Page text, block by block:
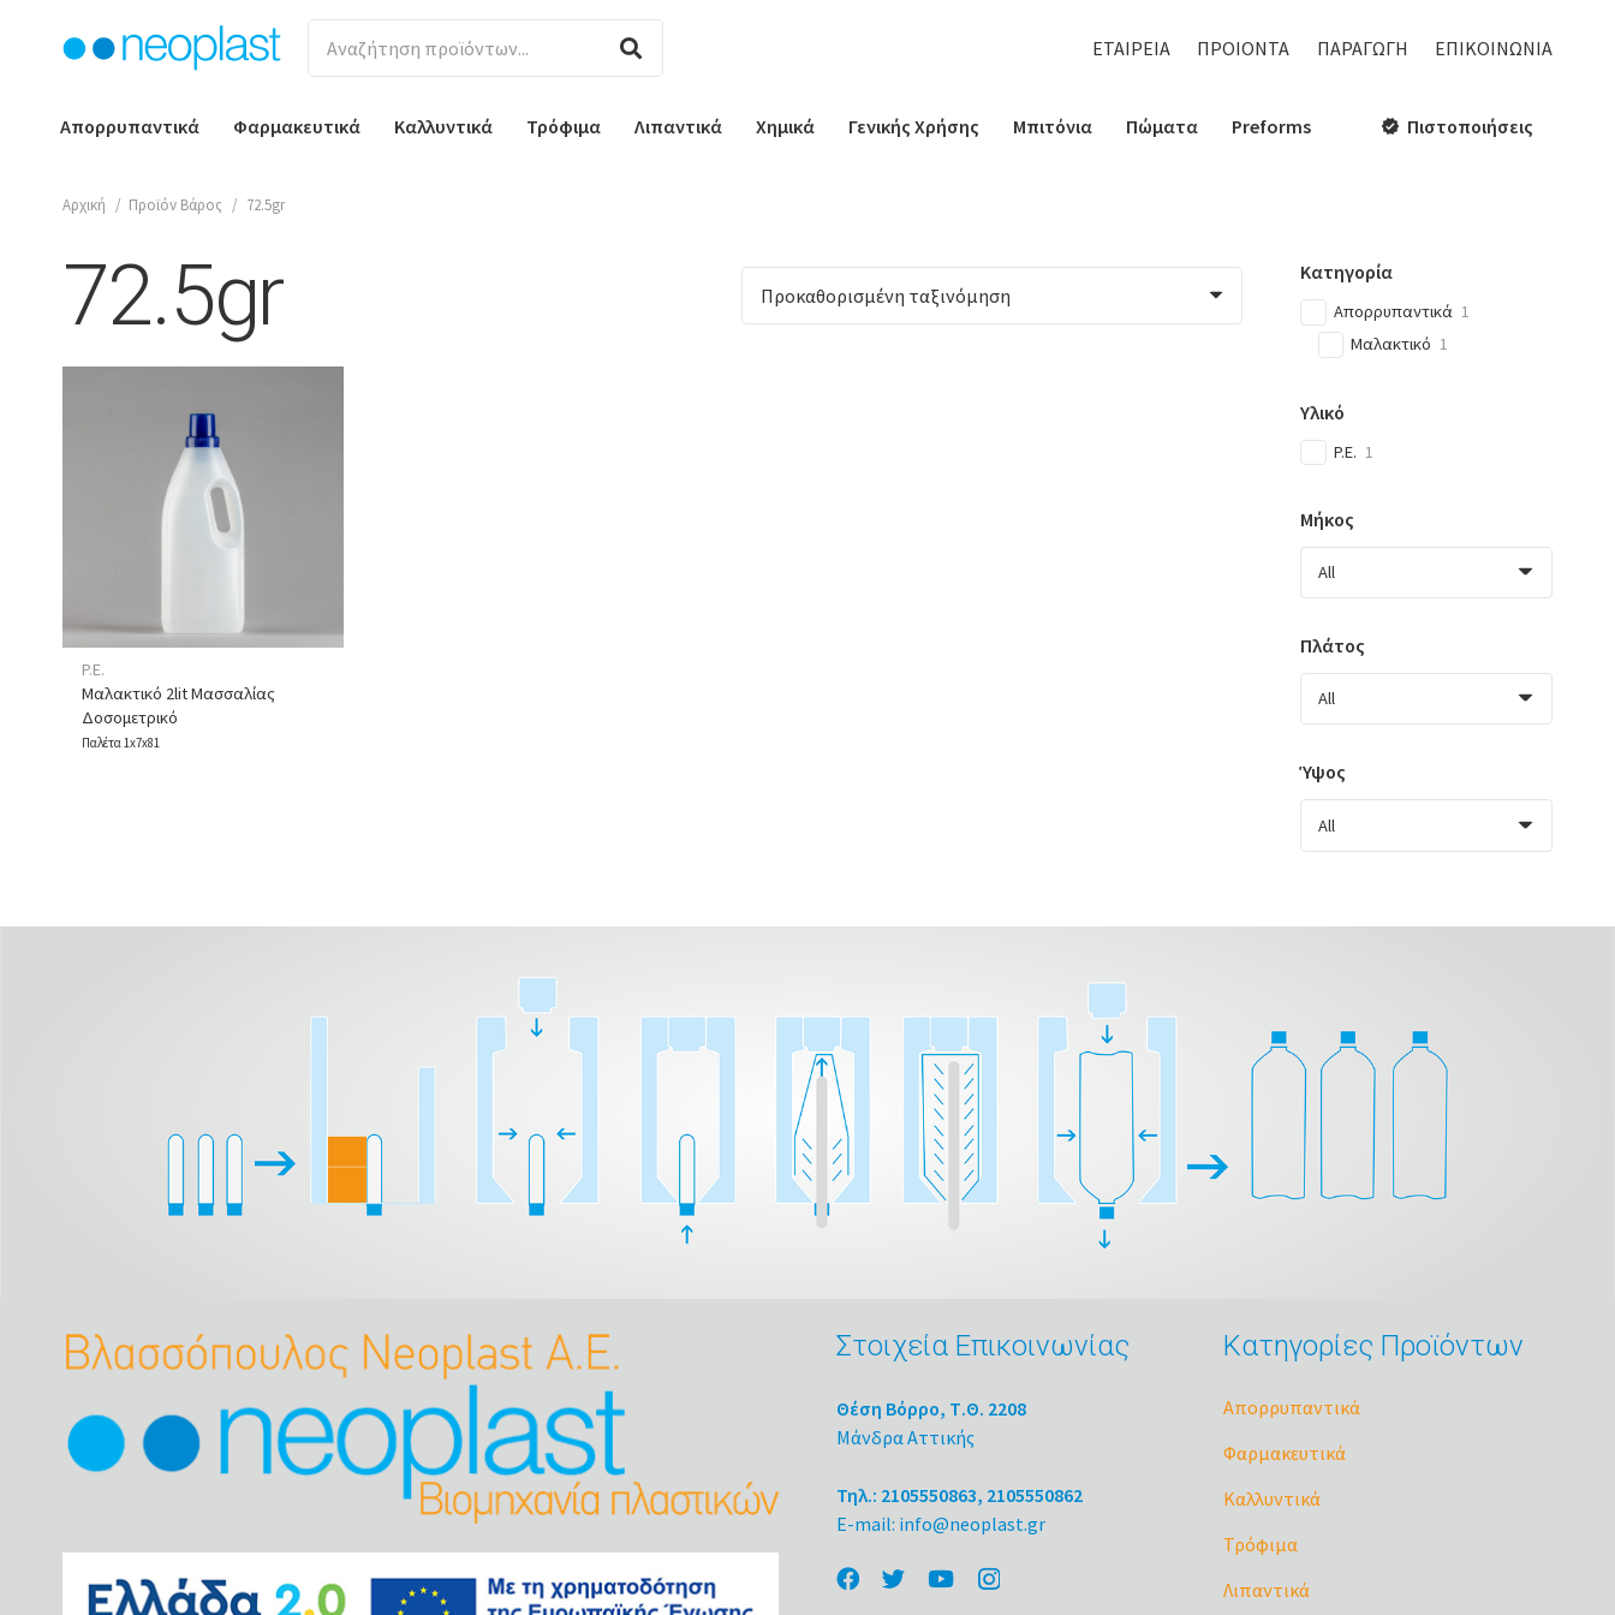
ΕΤΑΙΡΕΙΑ ΠΡΟΙΟΝΤΑ ΠΑΡΑΓΩΓΗ ΕΠΙΚΟΙΝΩΝΙΑ
Απορρυπαντικά Φαρμακευτικά Καλλυντικά Τρόφιμα Λιπαντικά Χημικά Γενικής Χρήσης Μπιτόνια Πώματα Preforms verified Πιστοποιήσεις
Αρχική / Προϊόν Βάρος / 72.5gr
72.5gr
P.E.
Μαλακτικό 2lit Μασσαλίας
Δοσομετρικό
Παλέτα 1x7x81
Κατηγορία
Απορρυπαντικά 1
Μαλακτικό 1
Υλικό
P.E. 1
Μήκος
Πλάτος
Ύψος
Στοιχεία Επικοινωνίας
Θέση Βόρρο, Τ.Θ. 2208
Μάνδρα Αττικής
Τηλ.: 2105550863, 2105550862
E-mail: info@neoplast.gr
Κατηγορίες Προϊόντων
Απορρυπαντικά
Φαρμακευτικά
Καλλυντικά
Τρόφιμα
Λιπαντικά